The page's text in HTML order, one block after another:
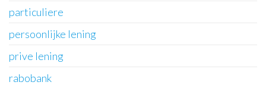
particuliere
persoonlijke lening
prive lening
rabobank